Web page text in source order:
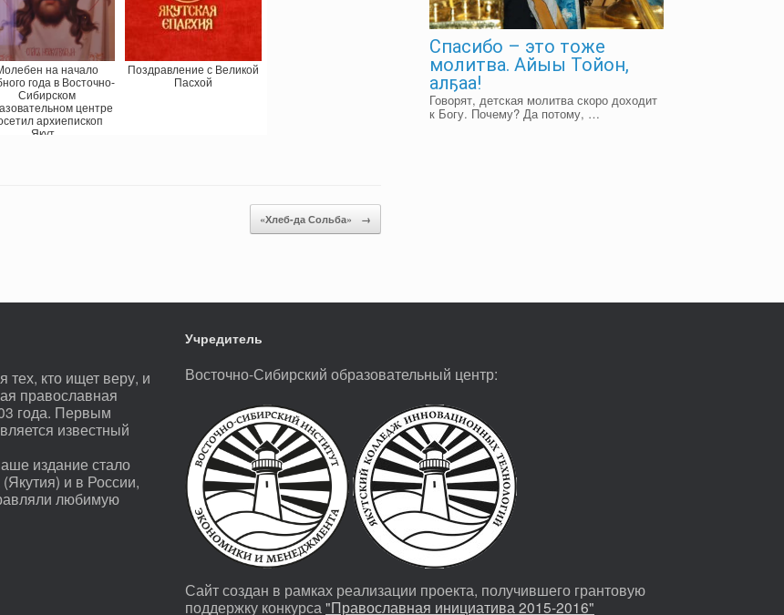
на начало
года в Восточно-
Сибирском
центре
архиепископ
Якут...
Поздравление с Великой
Пасхой
«Хлеб-да Сольба» →
Спасибо – это тоже
молитва. Айыы Тойон,
алҕаа!
Говорят, детская молитва скоро доходит
к Богу. Почему? Да потому, …
тех, кто ищет веру, и
православная
года. Первым
известный
издание стало
и в России,
любимую
Учредитель
Восточно-Сибирский образовательный центр:
Сайт создан в рамках реализации проекта, получившего грантовую
поддержку конкурса "Православная инициатива 2015-2016"